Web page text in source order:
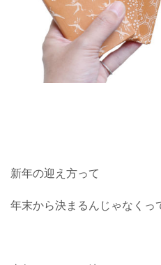
新年の迎え方って
年末から決まるんじゃなくっ